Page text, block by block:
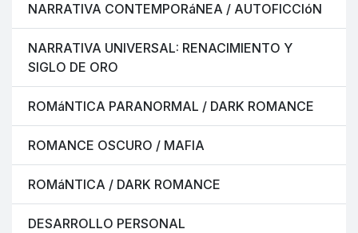
NARRATIVA CONTEMPORáNEA / AUTOFICCIóN
NARRATIVA UNIVERSAL: RENACIMIENTO Y
SIGLO DE ORO
ROMáNTICA PARANORMAL / DARK ROMANCE
ROMANCE OSCURO / MAFIA
ROMáNTICA / DARK ROMANCE
DESARROLLO PERSONAL